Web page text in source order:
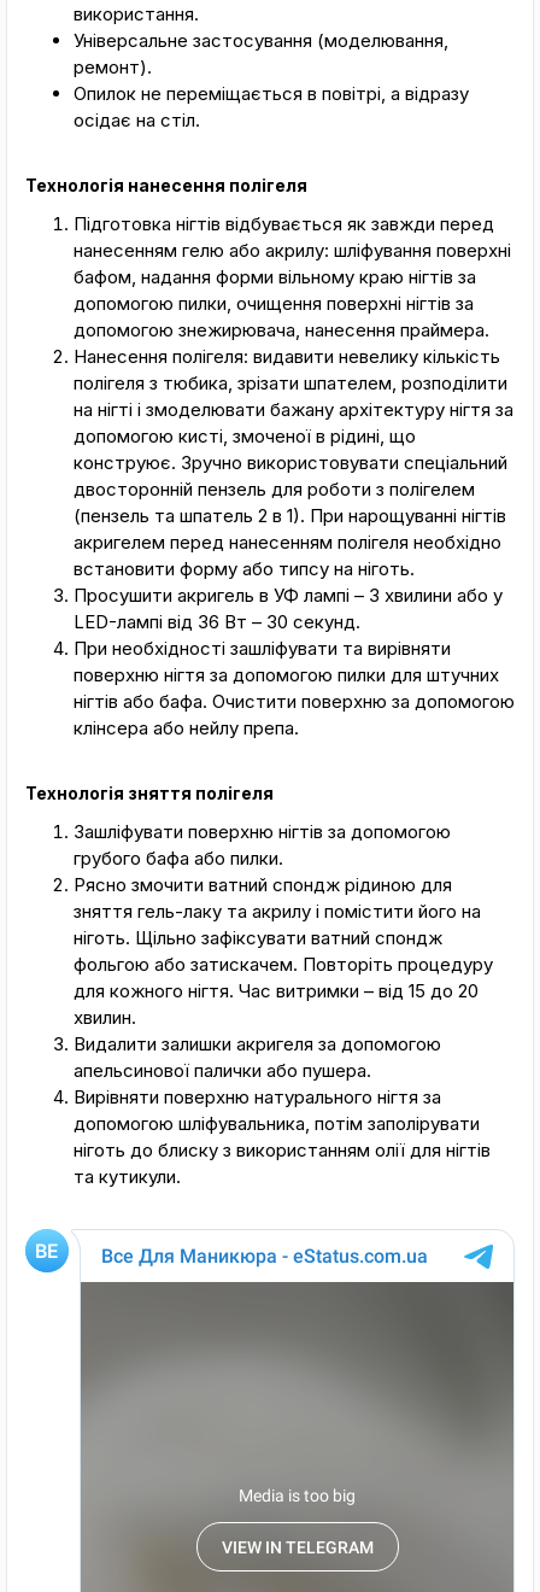
використання.
Універсальне застосування (моделювання,
ремонт).
Опилок не переміщається в повітрі, а відразу
осідає на стіл.
Технологія нанесення полігеля
Підготовка нігтів відбувається як завжди перед
нанесенням гелю або акрилу: шліфування поверхні
бафом, надання форми вільному краю нігтів за
допомогою пилки, очищення поверхні нігтів за
допомогою знежирювача, нанесення праймера.
Нанесення полігеля: видавити невелику кількість
полігеля з тюбика, зрізати шпателем, розподілити
на нігті і змоделювати бажану архітектуру нігтя за
допомогою кисті, змоченої в рідині, що
конструює. Зручно використовувати спеціальний
двосторонній пензель для роботи з полігелем
(пензель та шпатель 2 в 1). При нарощуванні нігтів
акригелем перед нанесенням полігеля необхідно
встановити форму або типсу на ніготь.
Просушити акригель в УФ лампі – 3 хвилини або у
LED-лампі від 36 Вт – 30 секунд.
При необхідності зашліфувати та вирівняти
поверхню нігтя за допомогою пилки для штучних
нігтів або бафа. Очистити поверхню за допомогою
клінсера або нейлу препа.
Технологія зняття полігеля
Зашліфувати поверхню нігтів за допомогою
грубого бафа або пилки.
Рясно змочити ватний спондж рідиною для
зняття гель-лаку та акрилу і помістити його на
ніготь. Щільно зафіксувати ватний спондж
фольгою або затискачем. Повторіть процедуру
для кожного нігтя. Час витримки – від 15 до 20
хвилин.
Видалити залишки акригеля за допомогою
апельсинової палички або пушера.
Вирівняти поверхню натурального нігтя за
допомогою шліфувальника, потім заполірувати
ніготь до блиску з використанням олії для нігтів
та кутикули.